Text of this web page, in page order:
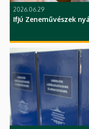
2026.06.29
Ifjú Zeneművészek